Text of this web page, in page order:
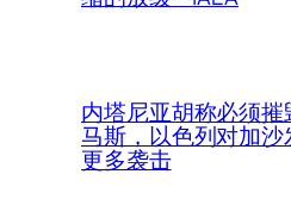
内塔尼亚胡称必须摧
马斯，以色列对加沙
更多袭击